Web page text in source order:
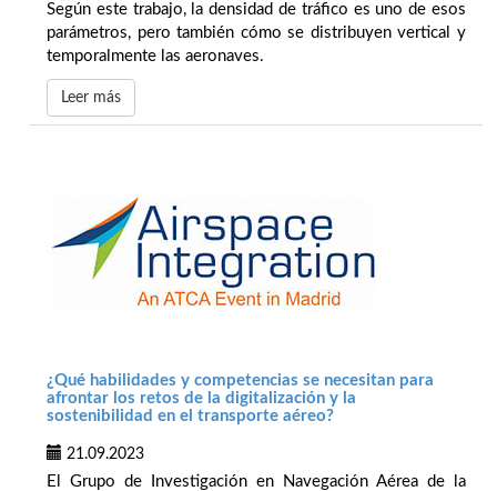
Según este trabajo, la densidad de tráfico es uno de esos
parámetros, pero también cómo se distribuyen vertical y
temporalmente las aeronaves.
Leer más
¿Qué habilidades y competencias se necesitan para
afrontar los retos de la digitalización y la
sostenibilidad en el transporte aéreo?
21.09.2023
El Grupo de Investigación en Navegación Aérea de la